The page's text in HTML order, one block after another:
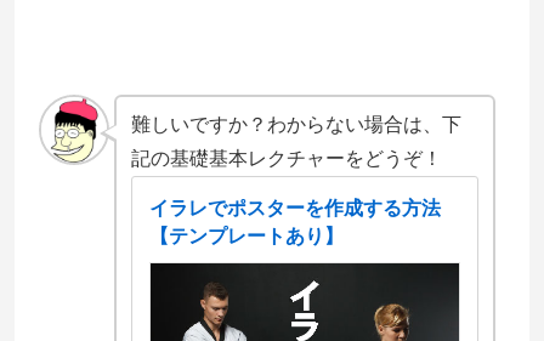
難しいですか？わからない場合は、下
記の基礎基本レクチャーをどうぞ！
イラレでポスターを作成する方法
【テンプレートあり】